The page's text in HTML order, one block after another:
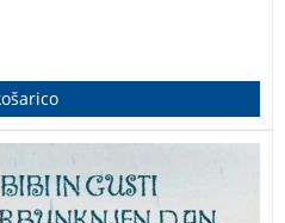
in Gustiju. Bibi in Gusti sta
Jejatanajsa, kakšen